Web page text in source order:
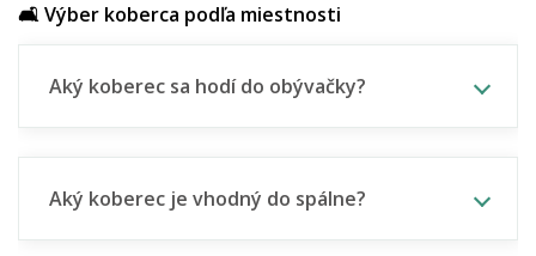
🛋️ Výber koberca podľa miestnosti
Aký koberec sa hodí do obývačky?
Aký koberec je vhodný do spálne?